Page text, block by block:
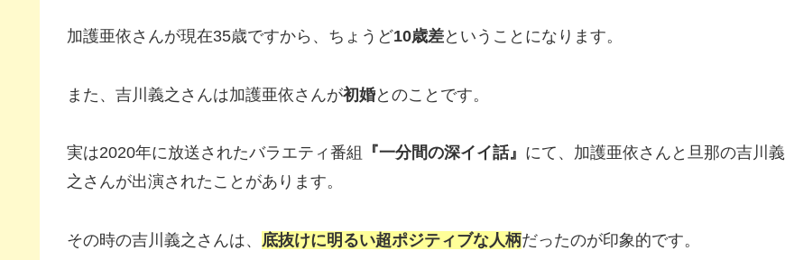
加護亜依さんが現在35歳ですから、ちょうど10歳差ということになります。
また、吉川義之さんは加護亜依さんが初婚とのことです。
実は2020年に放送されたバラエティ番組 『一分間の深イイ話』 にて、加護亜依さんと旦那の吉川義
之さんが出演されたことがあります。
その時の吉川義之さんは、 底抜けに明るい超ポジティブな人柄だったのが印象的です。